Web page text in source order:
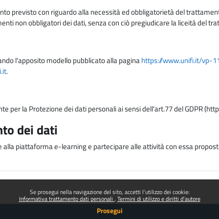
Se prosegui nella navigazione del sito, accetti l'utilizzo dei cookie:
Informativa trattamento dati personali Termini di utilizzo e diritti d'autore
Prosegui
previsto con riguardo alla necessità ed obbligatorietà del
non obbligatori dei dati, senza con ciò pregiudicare la liceità del
l'apposito modello pubblicato alla paginahttps://www.unifi.it/vp-
.
per la Protezione dei dati personali ai sensi dell'art.77 del GDPR
dei dati
piattaforma e-learning e partecipare alle attività con essa